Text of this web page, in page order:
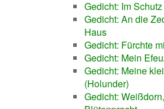
Gedicht: Im
Gedicht: An die
Haus
Gedicht: Fürchte
Gedicht: Mein
Gedicht: Meine
(Holunder)
Gedicht: